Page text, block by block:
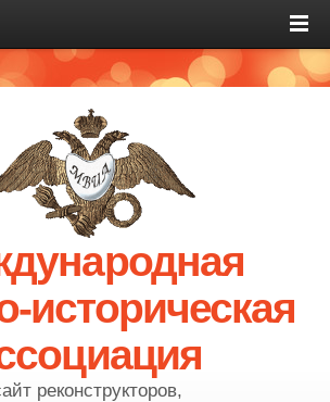
историческая
реконструкторов,